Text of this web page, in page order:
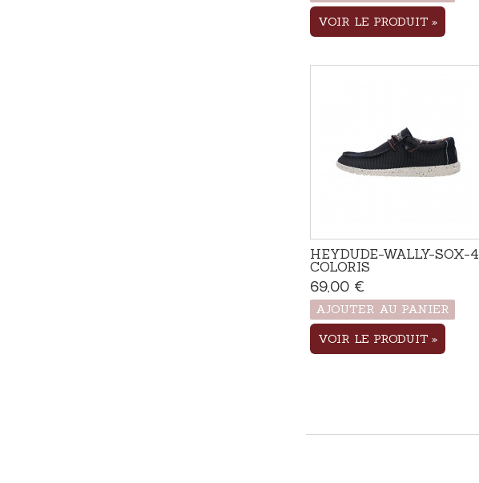
VOIR LE PRODUIT
HEYDUDE-WALLY-SOX-4
COLORIS
69,00 €
AJOUTER AU PANIER
VOIR LE PRODUIT